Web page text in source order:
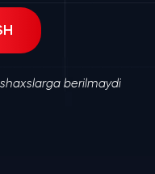
berilmaydi